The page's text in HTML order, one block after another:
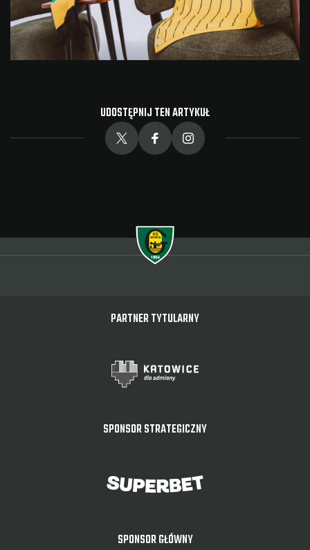
UDOSTĘPNIJ TEN ARTYKUŁ
PARTNER TYTULARNY
SPONSOR STRATEGICZNY
SPONSOR GŁÓWNY